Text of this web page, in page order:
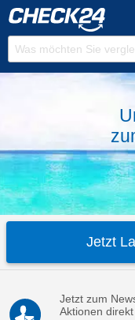
Jetzt
Jetzt zum
Aktionen